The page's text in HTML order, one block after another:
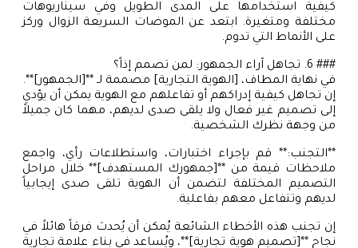
كيفية استخدامها على المدى الطويل وفي سيناريوهات
مختلفة ومتغيرة. ابتعد عن الموضات السريعة الزوال وركز
على الأنماط التي تدوم.
### 6. تجاهل آراء الجمهور: لمن تصمم إذاً؟
في نهاية المطاف، [الهوية التجارية] مصممة لـ **[الجمهور]**.
إن تجاهل كيفية إدراكهم أو تفاعلهم مع الهوية يمكن أن يؤدي
إلى تصميم غير فعال ولا يلقى صدى لديهم، مهما كان جميلاً
من وجهة نظرك الشخصية.
**التجنب:** قم بإجراء اختبارات، واستطلاعات رأي، واجمع
ملاحظات قيمة من **[جمهورك المستهدف]** خلال مراحل
التصميم المختلفة لتضمن أن الهوية تلقى صدى إيجابياً
لديهم وتتفاعل معهم بفاعلية.
إن تجنب هذه الأخطاء الشائعة يُمكن أن يُحدث فرقاً هائلاً في
نجاح **[تصميم هوية تجارية]**، ويُساعد في بناء علامة تجارية